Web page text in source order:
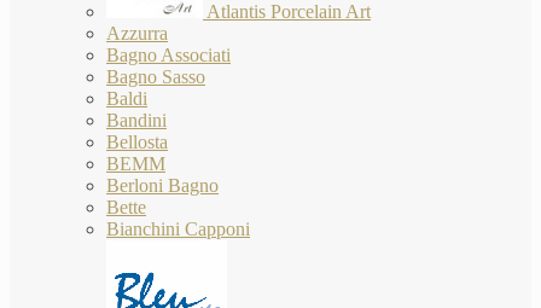
Atlantis Porcelain Art
Azzurra
Bagno Associati
Bagno Sasso
Baldi
Bandini
Bellosta
BEMM
Berloni Bagno
Bette
Bianchini Capponi